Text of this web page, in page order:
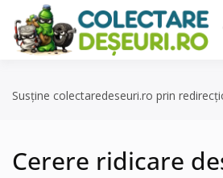
content
Susține colectaredeseuri.ro prin
Cerere ridicare